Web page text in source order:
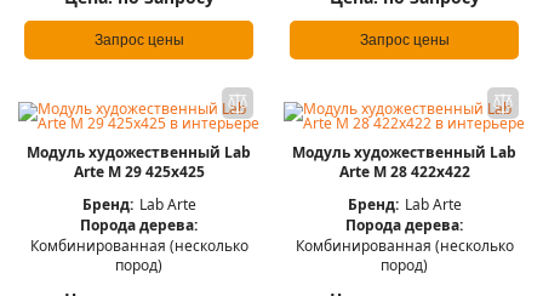
Запрос цены Запрос цены
Модуль художественный Lab
Arte М 29 425х425
Бренд: Lab Arte
Порода дерева:
Комбинированная (несколько
пород)
Модуль художественный Lab
Arte М 28 422х422
Бренд: Lab Arte
Порода дерева:
Комбинированная (несколько
пород)